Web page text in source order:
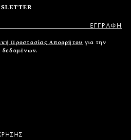
Προστασίας Απορρήτου για την
δεδομένων.